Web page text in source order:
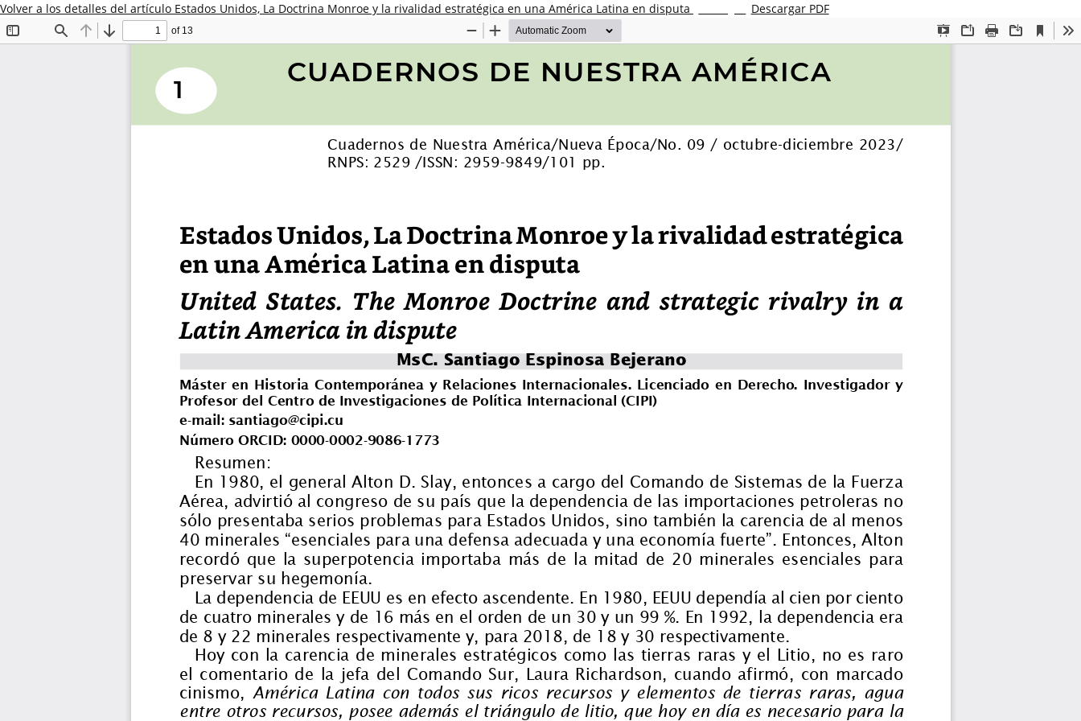
Volver a los detalles del artículo Estados Unidos, La Doctrina Monroe y la rivalidad estratégica en una América Latina en disputa Descargar PDF